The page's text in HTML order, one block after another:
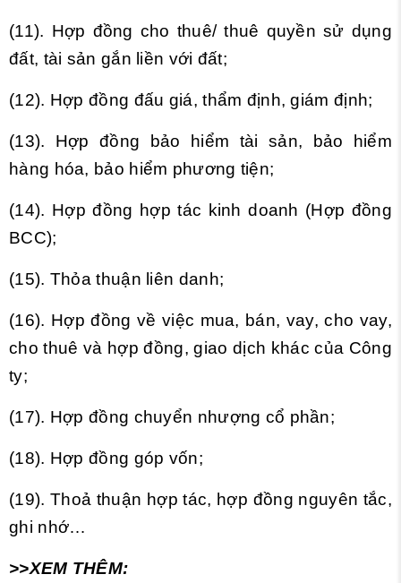
(11). Hợp đồng cho thuê/ thuê quyền sử dụng
đất, tài sản gắn liền với đất;
(12). Hợp đồng đấu giá, thẩm định, giám định;
(13). Hợp đồng bảo hiểm tài sản, bảo hiểm
hàng hóa, bảo hiểm phương tiện;
(14). Hợp đồng hợp tác kinh doanh (Hợp đồng
BCC);
(15). Thỏa thuận liên danh;
(16). Hợp đồng về việc mua, bán, vay, cho vay,
cho thuê và hợp đồng, giao dịch khác của Công
ty;
(17). Hợp đồng chuyển nhượng cổ phần;
(18). Hợp đồng góp vốn;
(19). Thoả thuận hợp tác, hợp đồng nguyên tắc,
ghi nhớ…
>>XEM THÊM: